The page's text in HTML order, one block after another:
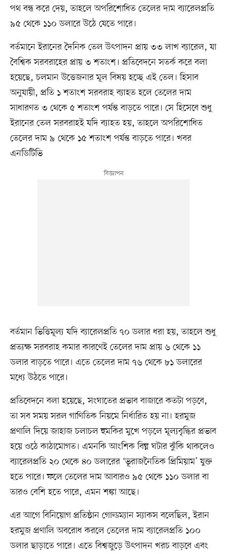
পথ বন্ধ করে দেয়, তাহলে অপরিশোধিত তেলের দাম ব্যারেলপ্রতি
৯৫ থেকে ১১০ ডলারে উঠে যেতে পারে।
বর্তমানে ইরানের দৈনিক তেল উৎপাদন প্রায় ৩৩ লাখ ব্যারেল, যা
বৈশ্বিক সরবরাহের প্রায় ৩ শতাংশ। প্রতিবেদনে সতর্ক করে বলা
হয়েছে, চলমান উত্তেজনার মূল বিষয় হচ্ছে এই তেল। হিসাব
অনুযায়ী, প্রতি ১ শতাংশ সরবরাহ ব্যাহত হলে তেলের দাম
সাধারণত ৩ থেকে ৫ শতাংশ পর্যন্ত বাড়তে পারে। সে হিসেবে শুধু
ইরানের তেল সরবরাহই যদি ব্যাহত হয়, তাহলে অপরিশোধিত
তেলের দাম ৯ থেকে ১৫ শতাংশ পর্যন্ত বাড়তে পারে। খবর
এনডিটিভি
বর্তমান ভিত্তিমূল্য যদি ব্যারেলপ্রতি ৭০ ডলার ধরা হয়, তাহলে শুধু
প্রত্যক্ষ সরবরাহ কমার কারণেই তেলের দাম প্রায় ৬ থেকে ১১
ডলার বাড়তে পারে। এতে তেলের দাম ৭৬ থেকে ৮১ ডলারের
মধ্যে উঠতে পারে।
প্রতিবেদনে বলা হয়েছে, সংঘাতের প্রভাব বাজারে কতটা পড়বে,
তা সব সময় সরল গাণিতিক নিয়মে নির্ধারিত হয় না। হরমুজ
প্রণালি দিয়ে জাহাজ চলাচল হুমকির মুখে পড়লে মূল্যবৃদ্ধির প্রভাব
হয়ে ওঠে কাঠামোগত। এমনকি আংশিক বিঘ্ন ঘটার ঝুঁকি থাকলেও
ব্যারেলপ্রতি ২০ থেকে ৪০ ডলারের ‘ভূরাজনৈতিক প্রিমিয়াম’ যুক্ত
হতে পারে। ফলে তেলের দাম আবারও ৯৫ থেকে ১১০ ডলার বা
তারও বেশি হতে পারে, এমন শঙ্কা আছে।
এর আগে বিনিয়োগ প্রতিষ্ঠান গোল্ডম্যান স্যাকস বলেছিল, ইরান
হরমুজ প্রণালি অবরোধ করলে তেলের দাম ব্যারেলপ্রতি ১০০
ডলার ছাড়াতে পারে। এতে বিশ্বজুড়ে উৎপাদন খরচ বাড়বে এবং